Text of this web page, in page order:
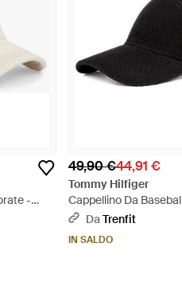
-
49,90 €44,91 €
Tommy Hilfiger
Cappellino Da
DaTrenfit
IN SALDO